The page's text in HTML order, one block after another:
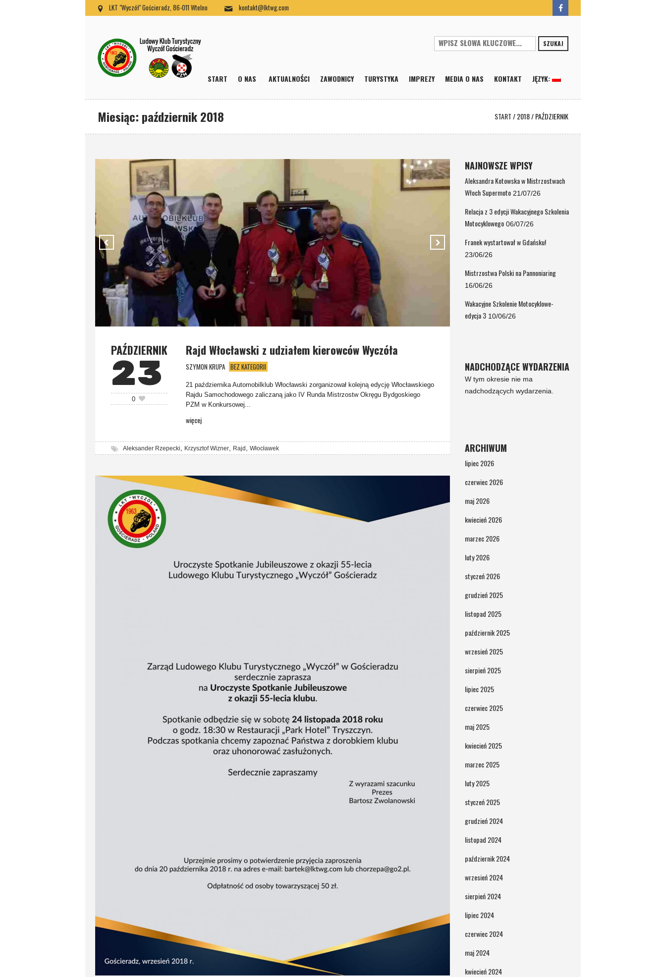
LKT "Wyczół" Gościeradz, 86-011 Wtelno kontakt@lktwg.com
SZUKAJ
START O NAS AKTUALNOŚCI ZAWODNICY TURYSTYKA IMPREZY MEDIA O NAS KONTAKT JĘZYK:
Miesiąc: październik 2018 START/2018/PAŹDZIERNIK
PAŹDZIERNIK
23
0
Rajd Włocławski z udziałem kierowców Wyczóła
SZYMON KRUPA BEZ KATEGORII
21 października Automobilklub Włocławski zorganizował kolejną edycję Włocławskiego
Rajdu Samochodowego zaliczaną jako IV Runda Mistrzostw Okręgu Bydgoskiego
PZM w Konkursowej...
więcej
Aleksander Rzepecki, Krzysztof Wizner, Rajd , Włocławek
NAJNOWSZE WPISY
Aleksandra Kotowska w Mistrzostwach
Włoch Supermoto 21/07/26
Relacja z 3 edycji Wakacyjnego Szkolenia
Motocyklowego 06/07/26
Franek wystartował w Gdańsku!
23/06/26
Mistrzostwa Polski na Pannoniaring
16/06/26
Wakacyjne Szkolenie Motocyklowe-
edycja 3 10/06/26
NADCHODZĄCE WYDARZENIA
W tym okresie nie ma
nadchodzących wydarzenia.
ARCHIWUM
lipiec 2026
czerwiec 2026
maj 2026
kwiecień 2026
marzec 2026
luty 2026
styczeń 2026
grudzień 2025
listopad 2025
październik 2025
wrzesień 2025
sierpień 2025
lipiec 2025
czerwiec 2025
maj 2025
kwiecień 2025
marzec 2025
luty 2025
styczeń 2025
grudzień 2024
listopad 2024
październik 2024
wrzesień 2024
sierpień 2024
lipiec 2024
czerwiec 2024
maj 2024
kwiecień 2024